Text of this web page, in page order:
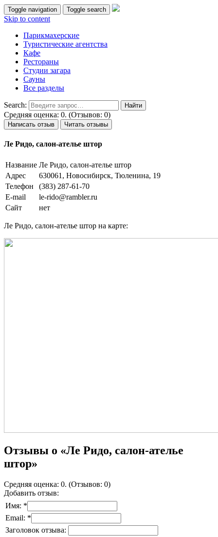
Toggle navigation Toggle search
Skip to content
Парикмахерские
Туристические агентства
Кафе
Рестораны
Студии загара
Сауны
Все разделы
Search:
Средняя оценка: 0. (Отзывов: 0)
Написать отзыв Читать отзывы
Ле Ридо, салон-ателье штор
Название Ле Ридо, салон-ателье штор
Адрес
630061, Новосибирск, Тюленина, 19
Телефон
(383) 287-61-70
E-mail
le-rido@rambler.ru
Сайт
нет
Ле Ридо, салон-ателье штор на карте:
Отзывы о «Ле Ридо, салон-ателье
штор»
Средняя оценка: 0. (Отзывов: 0)
Добавить отзыв:
Имя: *
Email: *
Заголовок отзыва: